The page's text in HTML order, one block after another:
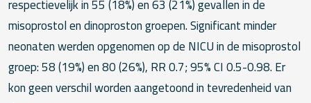
respectievelijk in 55 (18%) en 63 (21%) gevallen in de
misoprostol en dinoproston groepen. Significant minder
neonaten werden opgenomen op de NICU in de misoprostol
groep: 58 (19%) en 80 (26%), RR 0.7; 95% CI 0.5-0.98. Er
kon geen verschil worden aangetoond in tevredenheid van